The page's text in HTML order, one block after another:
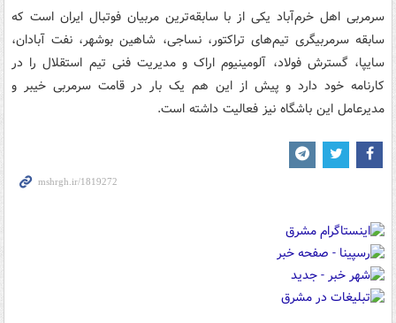
سرمربی اهل خرم‌آباد یکی از با سابقه‌ترین مربیان فوتبال ایران است که
سابقه سرمربیگری تیم‌های تراکتور، نساجی، شاهین بوشهر، نفت آبادان،
سایپا، گسترش فولاد، آلومینیوم اراک و مدیریت فنی تیم استقلال را در
کارنامه خود دارد و پیش از این هم یک بار در قامت سرمربی خیبر و
مدیرعامل این باشگاه نیز فعالیت داشته است.